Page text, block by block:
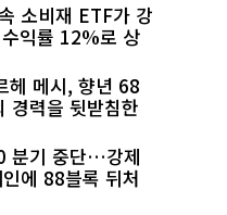
소비재 ETF가 강
익률 12%로 상
헤 메시, 향년 68
력을 뒷받침한
분기 중단…강제
에 88블록 뒤처